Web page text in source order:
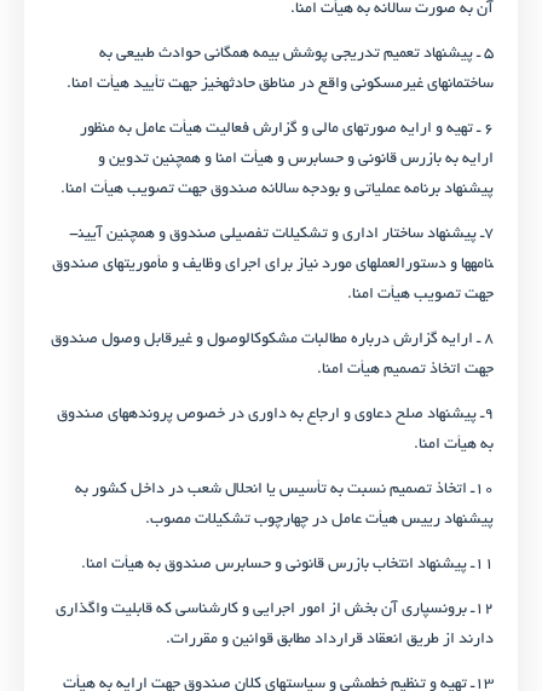
آن به صورت سالانه به هیأت امنا.
۵ ـ پیشنهاد تعمیم تدریجی پوشش بیمه همگانی حوادث طبیعی به
ساختمان­های غیرمسکونی واقع در مناطق حادثه­خیز جهت تأیید هیأت امنا.
۶ ـ تهیه و ارایه صورت­های مالی و گزارش فعالیت هیأت عامل به منظور
ارایه به بازرس قانونی و حسابرس و هیأت امنا و همچنین تدوین و
پیشنهاد برنامه عملیاتی و بودجه سالانه صندوق جهت تصویب هیأت امنا.
۷ـ پیشنهاد ساختار اداری و تشکیلات تفصیلی صندوق و همچنین آیین­
نامه­ها و دستورالعمل­های مورد نیاز برای اجرای وظایف و مأموریت­های صندوق
جهت تصویب هیأت امنا.
۸ ـ ارایه گزارش درباره مطالبات مشکوک­الوصول و غیرقابل وصول صندوق
جهت اتخاذ تصمیم هیأت امنا.
۹ـ پیشنهاد صلح دعاوی و ارجاع به داوری در خصوص پرونده­های صندوق
به هیأت امنا.
۱۰ـ اتخاذ تصمیم نسبت به تأسیس یا انحلال شعب در داخل کشور به
پیشنهاد رییس هیأت عامل در چهارچوب تشکیلات مصوب.
۱۱ـ پیشنهاد انتخاب بازرس قانونی و حسابرس صندوق به هیأت امنا.
۱۲ـ برون­سپاری آن بخش از امور اجرایی و کارشناسی که قابلیت واگذاری
دارند از طریق انعقاد قرارداد مطابق قوانین و مقررات.
۱۳ـ تهیه و تنظیم خط­مشی و سیاست­های کلان صندوق جهت ارایه به هیأت